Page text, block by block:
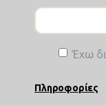
Έχω
Πληροφορίες